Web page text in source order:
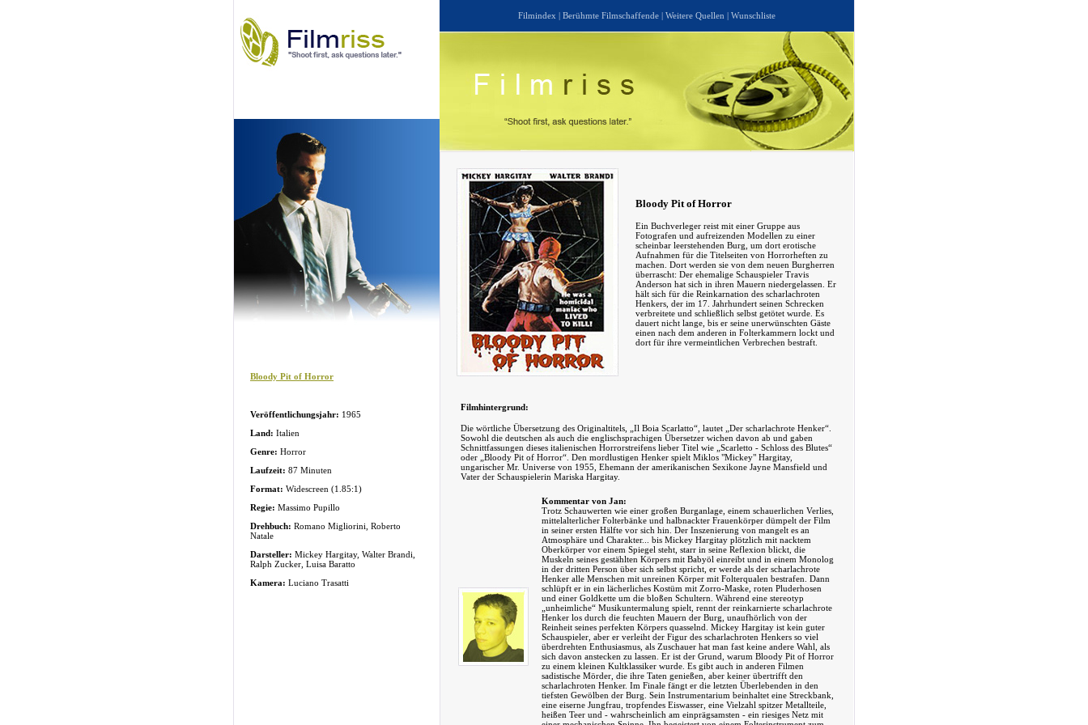
Filmindex | Berühmte Filmschaffende| Weitere Quellen | Wunschliste
Bloody Pit of Horror
Ein Buchverleger reist mit einer Gruppe aus
Fotografen und aufreizenden Modellen zu einer
scheinbar leerstehenden Burg, um dort erotische
Aufnahmen für die Titelseiten von Horrorheften zu
machen. Dort werden sie von dem neuen Burgherren
überrascht: Der ehemalige Schauspieler Travis
Anderson hat sich in ihren Mauern niedergelassen. Er
hält sich für die Reinkarnation des scharlachroten
Henkers, der im 17. Jahrhundert seinen Schrecken
verbreitete und schließlich selbst getötet wurde. Es
dauert nicht lange, bis er seine unerwünschten Gäste
einen nach dem anderen in Folterkammern lockt und
dort für ihre vermeintlichen Verbrechen bestraft.
Filmhintergrund:
Die wörtliche Übersetzung des Originaltitels, „Il Boia Scarlatto“, lautet „Der scharlachrote Henker“.
Sowohl die deutschen als auch die englischsprachigen Übersetzer wichen davon ab und gaben
Schnittfassungen dieses italienischen Horrorstreifens lieber Titel wie „Scarletto - Schloss des Blutes“
oder „Bloody Pit of Horror“. Den mordlustigen Henker spielt Miklos "Mickey" Hargitay,
ungarischer Mr. Universe von 1955, Ehemann der amerikanischen Sexikone Jayne Mansfield und
Vater der Schauspielerin Mariska Hargitay.
Kommentar von Jan:
Trotz Schauwerten wie einer großen Burganlage, einem schauerlichen Verlies,
mittelalterlicher Folterbänke und halbnackter Frauenkörper dümpelt der Film
in seiner ersten Hälfte vor sich hin. Der Inszenierung von mangelt es an
Atmosphäre und Charakter... bis Mickey Hargitay plötzlich mit nacktem
Oberkörper vor einem Spiegel steht, starr in seine Reflexion blickt, die
Muskeln seines gestählten Körpers mit Babyöl einreibt und in einem Monolog
in der dritten Person über sich selbst spricht, er werde als der scharlachrote
Henker alle Menschen mit unreinen Körper mit Folterqualen bestrafen. Dann
schlüpft er in ein lächerliches Kostüm mit Zorro-Maske, roten Pluderhosen
und einer Goldkette um die bloßen Schultern. Während eine stereotyp
„unheimliche“ Musikuntermalung spielt, rennt der reinkarnierte scharlachrote
Henker los durch die feuchten Mauern der Burg, unaufhörlich von der
Reinheit seines perfekten Körpers quasselnd. Mickey Hargitay ist kein guter
Schauspieler, aber er verleiht der Figur des scharlachroten Henkers so viel
überdrehten Enthusiasmus, als Zuschauer hat man fast keine andere Wahl, als
sich davon anstecken zu lassen. Er ist der Grund, warum Bloody Pit of Horror
zu einem kleinen Kultklassiker wurde. Es gibt auch in anderen Filmen
sadistische Mörder, die ihre Taten genießen, aber keiner übertrifft den
scharlachroten Henker. Im Finale fängt er die letzten Überlebenden in den
tiefsten Gewölben der Burg. Sein Instrumentarium beinhaltet eine Streckbank,
eine eiserne Jungfrau, tropfendes Eiswasser, eine Vielzahl spitzer Metallteile,
heißen Teer und - wahrscheinlich am einprägsamsten - ein riesiges Netz mit
Bloody Pit of Horror
Veröffentlichungsjahr: 1965
Land: Italien
Genre: Horror
Laufzeit: 87 Minuten
Format: Widescreen (1.85:1)
Regie: Massimo Pupillo
Drehbuch: Romano Migliorini, Roberto
Natale
Darsteller: Mickey Hargitay, Walter Brandi,
Ralph Zucker, Luisa Baratto
Kamera: Luciano Trasatti